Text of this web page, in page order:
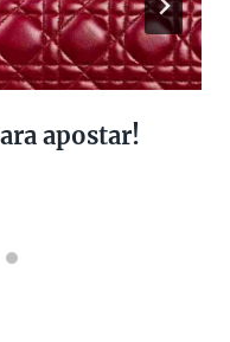
apostar!